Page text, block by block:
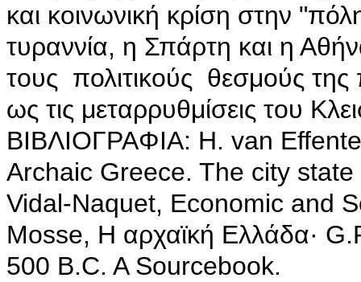
και κοινωνική κρίση στην
τυραννία, η Σπάρτη και η
τους πολιτικούς θεσμούς της
ως τις μεταρρυθμίσεις του
BIBΛIOΓPAΦIA: H. van
Archaic Greece. The city
Vidal-Naquet, Economic and
Mosse, H αρχαϊκή Eλλάδα·
500 B.C. A Sourcebook.